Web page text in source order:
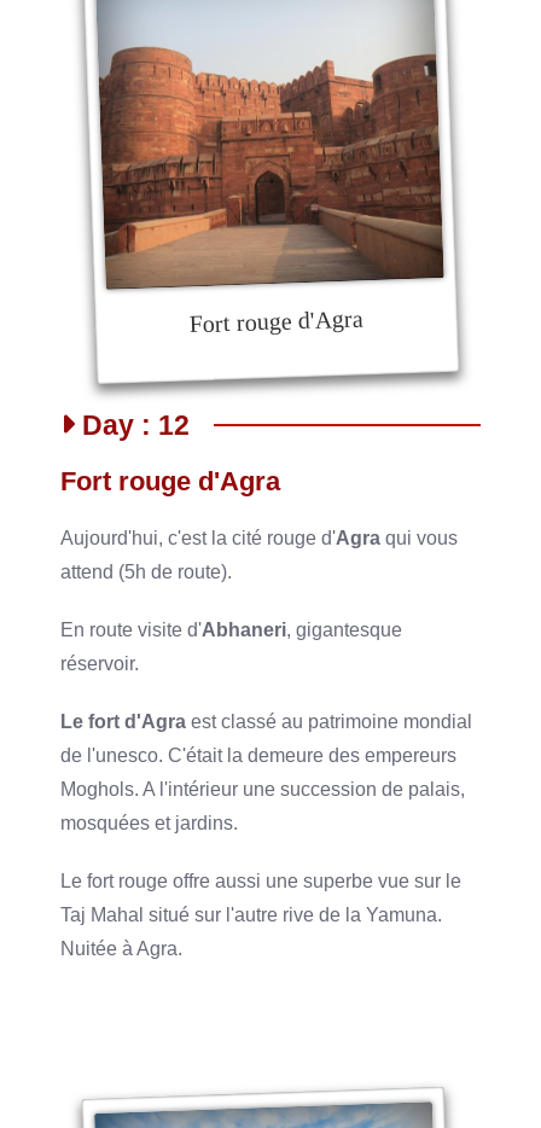
Fort rouge d'Agra
Day : 12
Fort rouge d'Agra
Aujourd'hui, c'est la cité rouge d'Agra qui vous
attend (5h de route).
En route visite d'Abhaneri, gigantesque
réservoir.
Le fort d'Agra est classé au patrimoine mondial
de l'unesco. C'était la demeure des empereurs
Moghols. A l'intérieur une succession de palais,
mosquées et jardins.
Le fort rouge offre aussi une superbe vue sur le
Taj Mahal situé sur l'autre rive de la Yamuna.
Nuitée à Agra.